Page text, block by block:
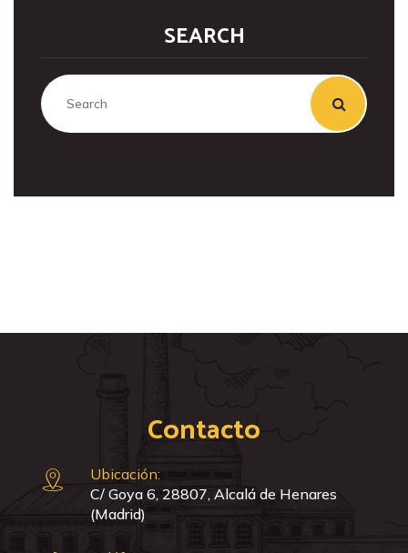
SEARCH
Contacto
Ubicación:
C/ Goya 6, 28807, Alcalá de Henares
(Madrid)